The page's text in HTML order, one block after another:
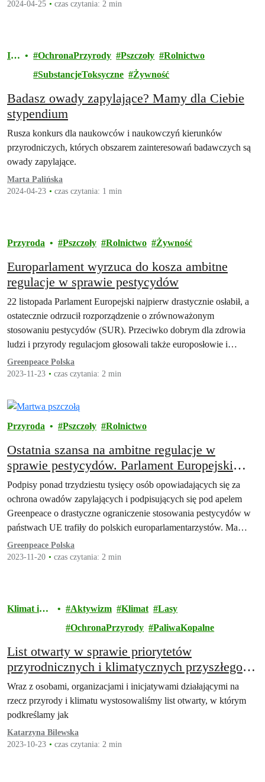
2024-04-25 czas czytania: 2 min
In
OchronaPrzyrody Pszczoły
Rolnictwo
SubstancjeToksyczne
Żywność
Badasz owady zapylające? Mamy dla Ciebie
stypendium
Rusza konkurs dla naukowców i naukowczyń kierunków
przyrodniczych, których obszarem zainteresowań badawczych są
owady zapylające.
Marta Palińska
2024-04-23
czas czytania: 1 min
Przyroda Pszczoły Rolnictwo Żywność
Europarlament wyrzuca do kosza ambitne
regulacje w sprawie pestycydów
22 listopada Parlament Europejski najpierw drastycznie osłabił, a
ostatecznie odrzucił rozporządzenie o zrównoważonym
stosowaniu pestycydów (SUR). Przeciwko dobrym dla zdrowia
ludzi i przyrody regulacjom głosowali także europosłowie i
europosłanki z Polski, ignorując tym samym głosy ponad
trzydziestu tysięcy osób, które chcą ochrony owadów zapylających
pestycydów w…
Greenpeace Polska
2023-11-23
czas czytania: 2 min
Przyroda Pszczoły Rolnictwo
Ostatnia szansa na ambitne regulacje w
sprawie pestycydów. Parlament Europejski
zagłosuje nad SUR
Podpisy ponad trzydziestu tysięcy osób opowiadających się za
ochrona owadów zapylających i podpisujących się pod apelem
Greenpeace o drastyczne ograniczenie stosowania pestycydów w
państwach UE trafiły do polskich europarlamentarzystów. Ma…
Greenpeace Polska
2023-11-20
czas czytania: 2 min
Klimat i
Aktywizm Klimat
Lasy
OchronaPrzyrody
PaliwaKopalne
List otwarty w sprawie priorytetów
przyrodnicznych i klimatycznych przyszłego
rządu
Wraz z osobami, organizacjami i inicjatywami działającymi na
rzecz przyrody i klimatu wystosowaliśmy list otwarty, w którym
podkreślamy jak
Katarzyna Bilewska
2023-10-23
czas czytania: 2 min